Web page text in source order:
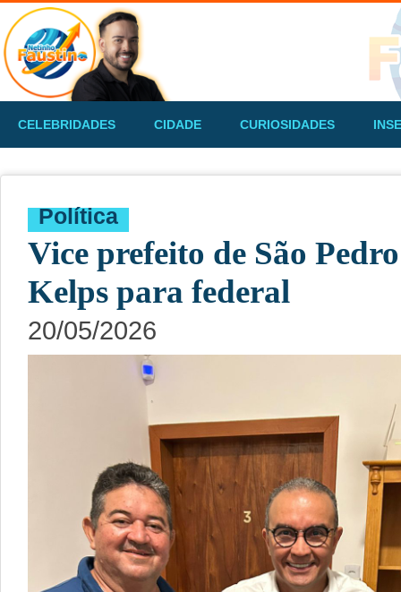
CELEBRIDADES CIDADE CURIOSIDADES
Política
Vice prefeito de São
Kelps para federal
20/05/2026